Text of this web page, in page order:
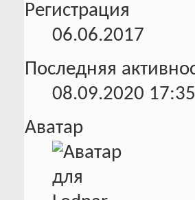
Регистрация
06.06.2017
Последняя
08.09.2020 17:35
Аватар